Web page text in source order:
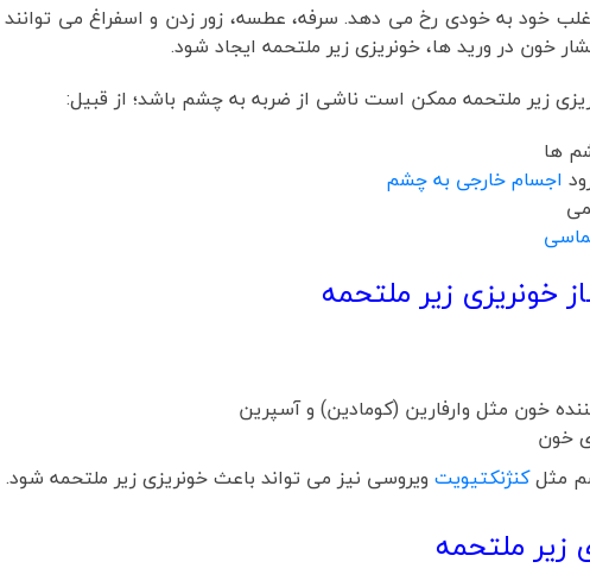
خود به خودی رخ می دهد. سرفه، عطسه، زور زدن و اسفراغ می
خون در ورید ها، خونریزی زیر ملتحمه ایجاد شود.
زیر ملتحمه ممکن است ناشی از ضربه به چشم باشد؛ از قبیل:
ها
اجسام خارجی به چشم
خونریزی زیر ملتحمه
خون مثل وارفارین (کومادین) و آسپرین
خون
مثلکنژنکتیویت ویروسی نیز می تواند باعث خونریزی زیر ملتحمه شود.
زیر ملتحمه